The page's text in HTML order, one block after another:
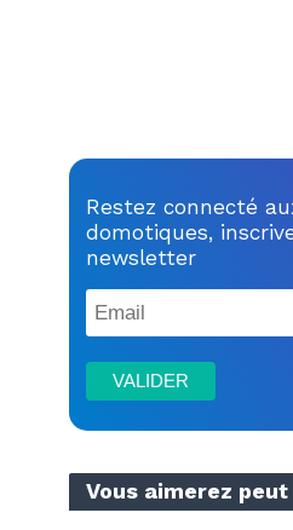
Restez connecté
domotiques,
newsletter
Vous aimerez